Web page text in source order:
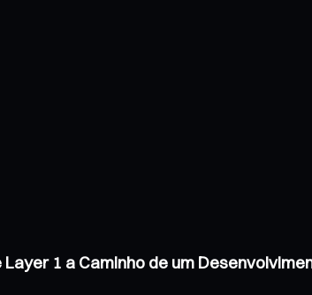
1 a Caminho de um